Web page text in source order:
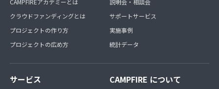
クラウドファンディングとは
プロジェクトの作り方
プロジェクトの広め方
サポートサービス
実施事例
統計データ
サービス CAMPFIRE について